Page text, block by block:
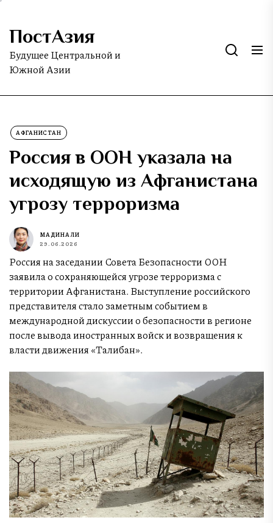
Skip
the
content
ПостАзия
Будущее Центральной и
Южной Азии
АФГАНИСТАН
Россия в ООН указала на
исходящую из Афганистана
угрозу терроризма
МАДИНА ЛИ
29.06.2026
Россия на заседании Совета Безопасности ООН
заявила о сохраняющейся угрозе терроризма с
территории Афганистана. Выступление российского
представителя стало заметным событием в
международной дискуссии о безопасности в регионе
после вывода иностранных войск и возвращения к
власти движения «Талибан».